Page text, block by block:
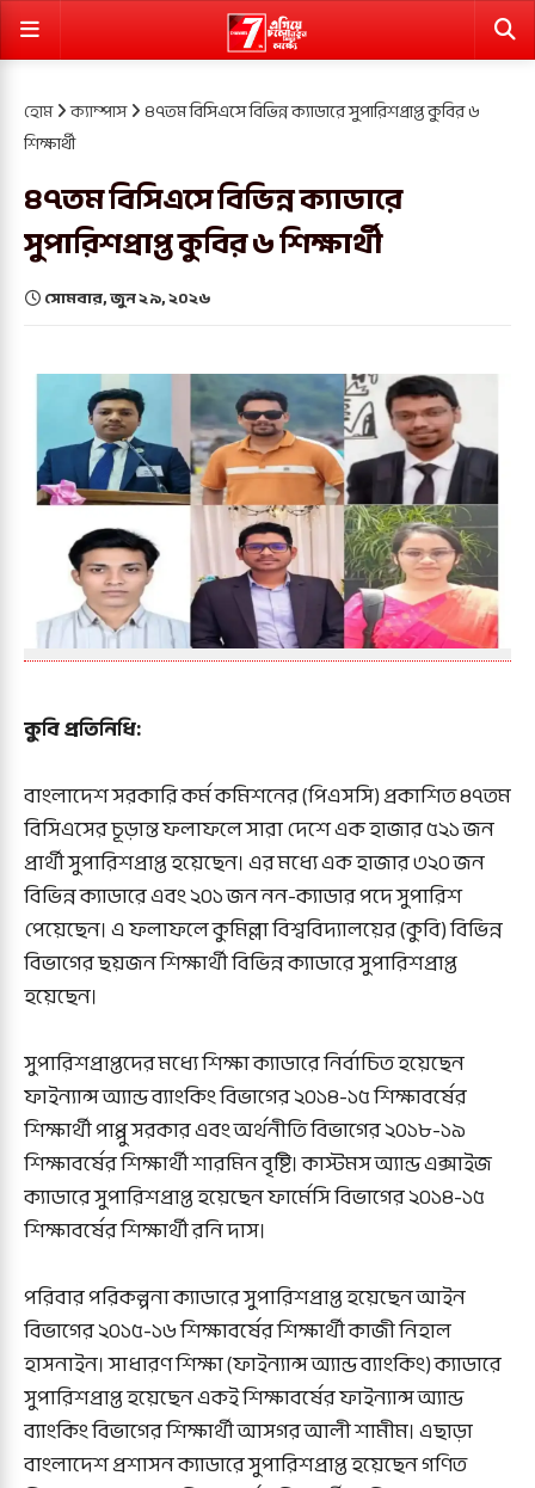
হোম ক্যাম্পাস ৪৭তম বিসিএসে বিভিন্ন ক্যাডারে সুপারিশপ্রাপ্ত কুবির ৬
শিক্ষার্থী
৪৭তম বিসিএসে বিভিন্ন ক্যাডারে
সুপারিশপ্রাপ্ত কুবির ৬ শিক্ষার্থী
সোমবার, জুন ২৯, ২০২৬
কুবি প্রতিনিধি:
বাংলাদেশ সরকারি কর্ম কমিশনের (পিএসসি) প্রকাশিত ৪৭তম
বিসিএসের চূড়ান্ত ফলাফলে সারা দেশে এক হাজার ৫২১ জন
প্রার্থী সুপারিশপ্রাপ্ত হয়েছেন। এর মধ্যে এক হাজার ৩২০ জন
বিভিন্ন ক্যাডারে এবং ২০১ জন নন-ক্যাডার পদে সুপারিশ
পেয়েছেন। এ ফলাফলে কুমিল্লা বিশ্ববিদ্যালয়ের (কুবি) বিভিন্ন
বিভাগের ছয়জন শিক্ষার্থী বিভিন্ন ক্যাডারে সুপারিশপ্রাপ্ত
হয়েছেন।
সুপারিশপ্রাপ্তদের মধ্যে শিক্ষা ক্যাডারে নির্বাচিত হয়েছেন
ফাইন্যান্স অ্যান্ড ব্যাংকিং বিভাগের ২০১৪-১৫ শিক্ষাবর্ষের
শিক্ষার্থী পাপ্পু সরকার এবং অর্থনীতি বিভাগের ২০১৮-১৯
শিক্ষাবর্ষের শিক্ষার্থী শারমিন বৃষ্টি। কাস্টমস অ্যান্ড এক্সাইজ
ক্যাডারে সুপারিশপ্রাপ্ত হয়েছেন ফার্মেসি বিভাগের ২০১৪-১৫
শিক্ষাবর্ষের শিক্ষার্থী রনি দাস।
পরিবার পরিকল্পনা ক্যাডারে সুপারিশপ্রাপ্ত হয়েছেন আইন
বিভাগের ২০১৫-১৬ শিক্ষাবর্ষের শিক্ষার্থী কাজী নিহাল
হাসনাইন। সাধারণ শিক্ষা (ফাইন্যান্স অ্যান্ড ব্যাংকিং) ক্যাডারে
সুপারিশপ্রাপ্ত হয়েছেন একই শিক্ষাবর্ষের ফাইন্যান্স অ্যান্ড
ব্যাংকিং বিভাগের শিক্ষার্থী আসগর আলী শামীম। এছাড়া
বাংলাদেশ প্রশাসন ক্যাডারে সুপারিশপ্রাপ্ত হয়েছেন গণিত